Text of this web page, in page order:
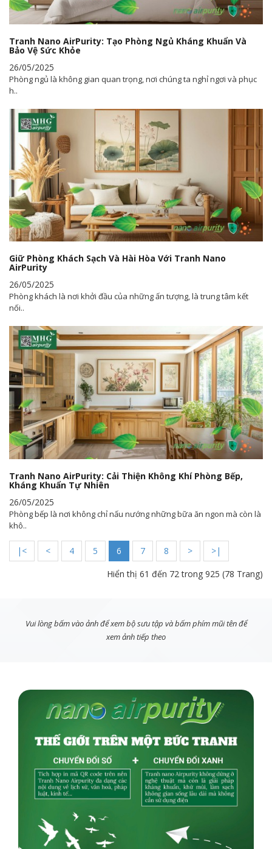
Tranh Nano AirPurity: Tạo Phòng Ngủ Kháng Khuẩn Và
Bảo Vệ Sức Khỏe
26/05/2025
Phòng ngủ là không gian quan trọng, nơi chúng ta nghỉ ngơi và phục
h..
Giữ Phòng Khách Sạch Và Hài Hòa Với Tranh Nano
AirPurity
26/05/2025
Phòng khách là nơi khởi đầu của những ấn tượng, là trung tâm kết
nối..
Tranh Nano AirPurity: Cải Thiện Không Khí Phòng Bếp,
Kháng Khuẩn Tự Nhiên
26/05/2025
Phòng bếp là nơi không chỉ nấu nướng những bữa ăn ngon mà còn là
khô..
|< < 4 5 6 7 8 >
>|
Hiển thị 61 đến 72 trong 925 (78 Trang)
Vui lòng bấm vào ảnh để xem bộ sưu tập và bấm phím mũi tên để
xem ảnh tiếp theo